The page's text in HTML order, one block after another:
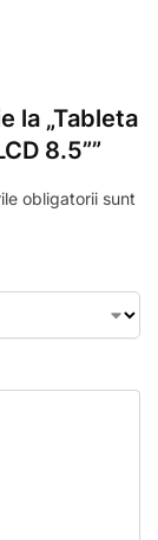
la „Tableta
8.5””
obligatorii sunt